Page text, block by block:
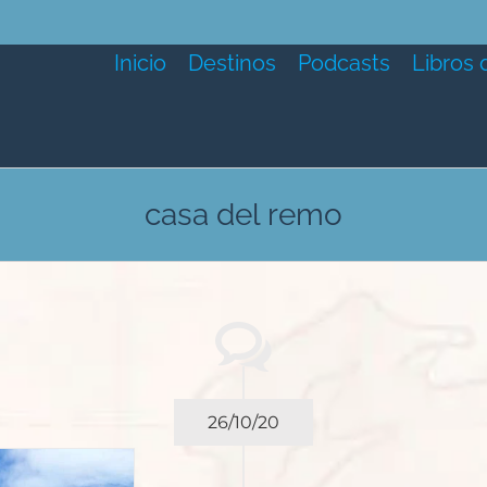
Inicio Destinos Podcasts Libros
casa del remo
26/10/20